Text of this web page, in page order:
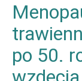
po 50.